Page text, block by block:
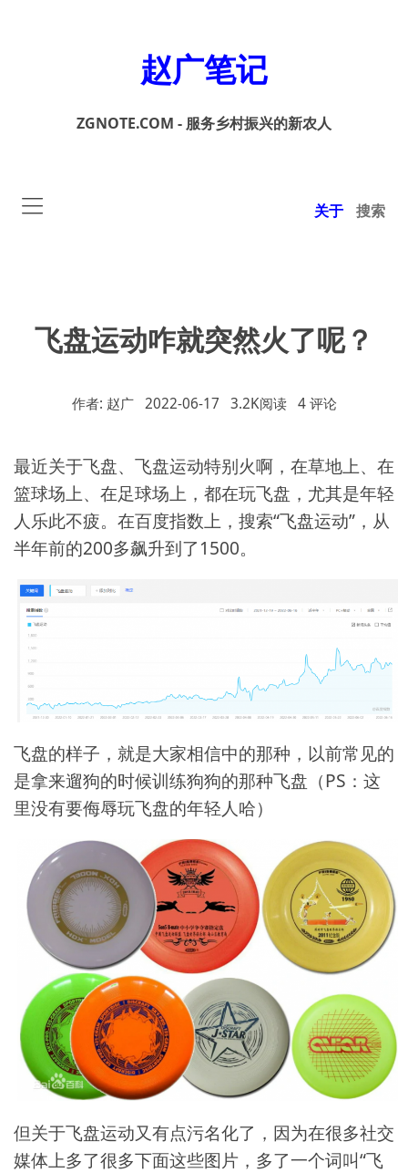
赵广笔记
ZGNOTE.COM - 服务乡村振兴的新农人
关于 搜索
飞盘运动咋就突然火了呢？
作者: 赵广 2022-06-17 3.2K阅读 4 评论
最近关于飞盘、飞盘运动特别火啊，在草地上、在
篮球场上、在足球场上，都在玩飞盘，尤其是年轻
人乐此不疲。在百度指数上，搜索“飞盘运动”，从
半年前的200多飙升到了1500。
飞盘的样子，就是大家相信中的那种，以前常见的
是拿来遛狗的时候训练狗狗的那种飞盘（PS：这
里没有要侮辱玩飞盘的年轻人哈）
但关于飞盘运动又有点污名化了，因为在很多社交
媒体上多了很多下面这些图片，多了一个词叫“飞